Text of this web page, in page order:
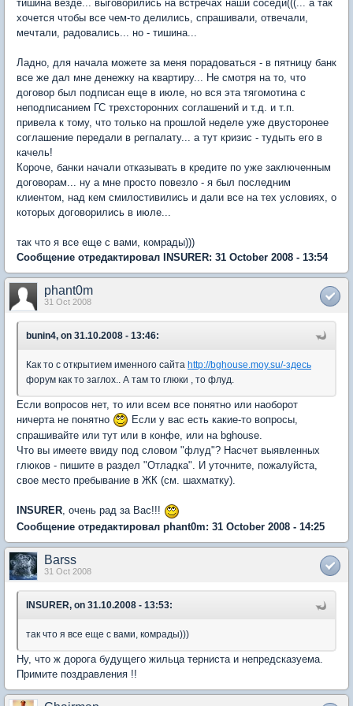
тишина везде... выговорились на встречах наши соседи(((... а так
хочется чтобы все чем-то делились, спрашивали, отвечали,
мечтали, радовались... но - тишина...
Ладно, для начала можете за меня порадоваться - в пятницу банк
все же дал мне денежку на квартиру... Не смотря на то, что
договор был подписан еще в июле, но вся эта тягомотина с
неподписанием ГС трехсторонних соглашений и т.д. и т.п.
привела к тому, что только на прошлой неделе уже двусторонее
соглашение передали в регпалату... а тут кризис - тудыть его в
качель!
Короче, банки начали отказывать в кредите по уже заключенным
договорам... ну а мне просто повезло - я был последним
клиентом, над кем смилостивились и дали все на тех условиях, о
которых договорились в июле...
так что я все еще с вами, комрады)))
Сообщение отредактировал INSURER: 31 October 2008 - 13:54
phant0m
31 Oct 2008
bunin4, on 31.10.2008 - 13:46:
Как то с открытием именного сайта http://bghouse.moy.su/-здесь
форум как то заглох.. А там то глюки , то флуд.
Если вопросов нет, то или всем все понятно или наоборот
ничерта не понятно
Если у вас есть какие-то вопросы,
спрашивайте или тут или в конфе, или на bghouse.
Что вы имеете ввиду под словом "флуд"? Насчет выявленных
глюков - пишите в раздел "Отладка". И уточните, пожалуйста,
свое место пребывание в ЖК (см. шахматку).
INSURER, очень рад за Вас!!!
Сообщение отредактировал phant0m: 31 October 2008 - 14:25
Barss
31 Oct 2008
INSURER, on 31.10.2008 - 13:53:
так что я все еще с вами, комрады)))
Ну, что ж дорога будущего жильца терниста и непредсказуема.
Примите поздравления !!